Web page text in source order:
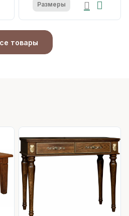
Размеры
товары